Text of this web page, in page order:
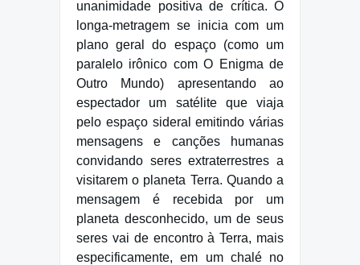
unanimidade positiva de crítica. O
longa-metragem se inicia com um
plano geral do espaço (como um
paralelo irônico com O Enigma de
Outro Mundo) apresentando ao
espectador um satélite que viaja
pelo espaço sideral emitindo várias
mensagens e canções humanas
convidando seres extraterrestres a
visitarem o planeta Terra. Quando a
mensagem é recebida por um
planeta desconhecido, um de seus
seres vai de encontro à Terra, mais
especificamente, em um chalé no